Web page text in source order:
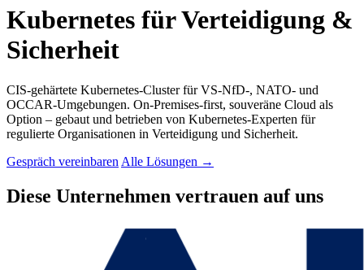
Kubernetes für Verteidigung &
Sicherheit
CIS-gehärtete Kubernetes-Cluster für VS-NfD-, NATO- und
OCCAR-Umgebungen. On-Premises-first, souveräne Cloud als
Option – gebaut und betrieben von Kubernetes-Experten für
regulierte Organisationen in Verteidigung und Sicherheit.
Gespräch vereinbaren Alle Lösungen →
Diese Unternehmen vertrauen auf uns